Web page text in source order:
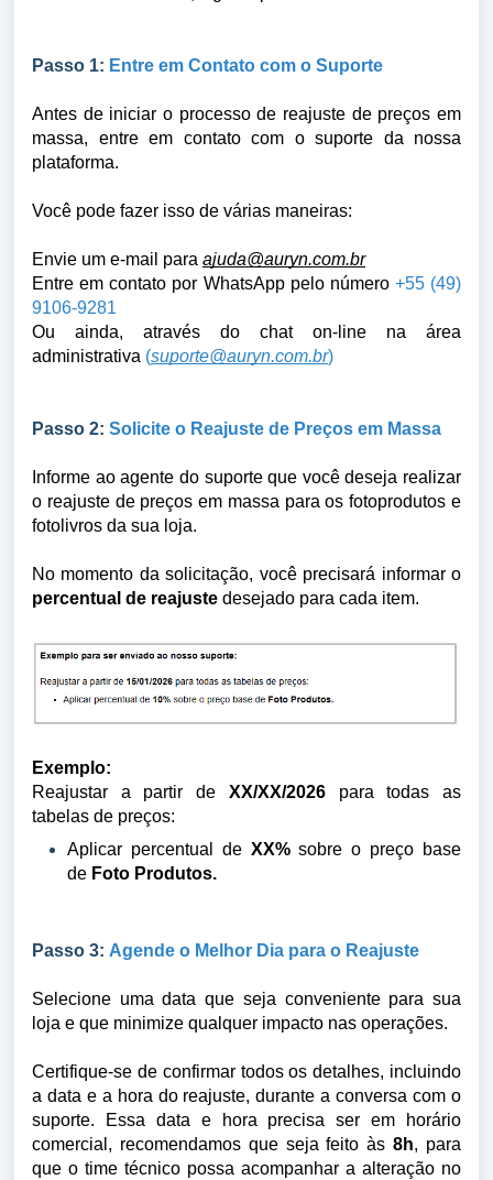
Passo 1: Entre em Contato com o Suporte
Antes de iniciar o processo de reajuste de preços em
massa, entre em contato com o suporte da nossa
plataforma.
Você pode fazer isso de várias maneiras:
Envie um e-mail para ajuda@auryn.com.br
Entre em contato por WhatsApp pelo número +55 (49)
9106-9281
Ou ainda, através do chat on-line na área
administrativa (suporte@auryn.com.br)
Passo 2: Solicite o Reajuste de Preços em Massa
Informe ao agente do suporte que você deseja realizar
o reajuste de preços em massa para os fotoprodutos e
fotolivros da sua loja.
No momento da solicitação, você precisará informar o
percentual de reajuste desejado para cada item.
Exemplo:
Reajustar a partir de XX/XX/2026para todas as
tabelas de preços:
Aplicar percentual de XX%sobre o preço base
de Foto Produtos.
Passo 3: Agende o Melhor Dia para o Reajuste
Selecione uma data que seja conveniente para sua
loja e que minimize qualquer impacto nas operações.
Certifique-se de confirmar todos os detalhes, incluindo
a data e a hora do reajuste, durante a conversa com o
suporte. Essa data e hora precisa ser em horário
comercial, recomendamos que seja feito às8h, para
que o time técnico possa acompanhar a alteração no